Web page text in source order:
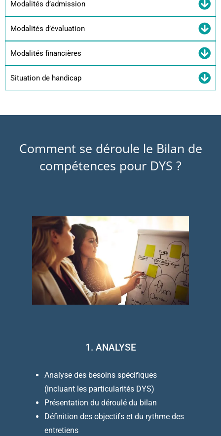
Modalités d’admission
Modalités d’évaluation
Modalités financières
Situation de handicap
Comment se déroule le Bilan de
compétences pour DYS ?
1. ANALYSE
Analyse des besoins spécifiques
(incluant les particularités DYS)
Présentation du déroulé du bilan
Définition des objectifs et du rythme des
entretiens